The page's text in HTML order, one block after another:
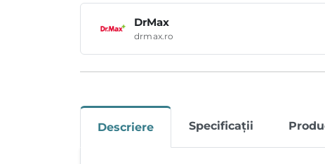
DrMax
drmax.ro
Descriere Specificații